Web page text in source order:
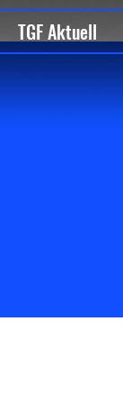
TGF Aktuell